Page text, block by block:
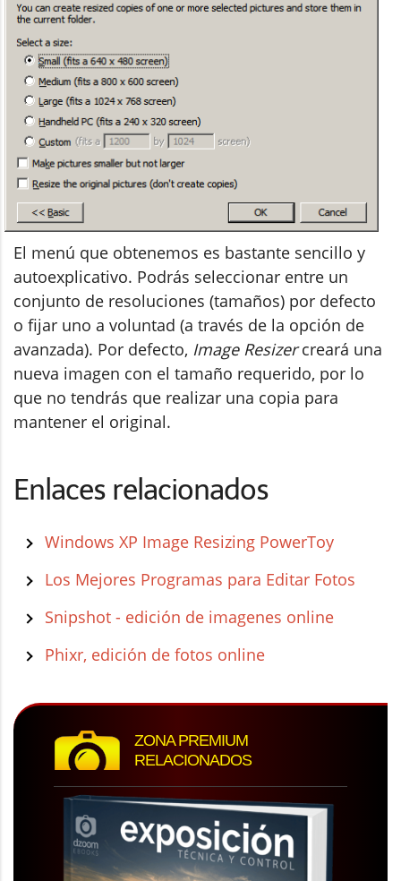
El menú que obtenemos es bastante sencillo y
autoexplicativo. Podrás seleccionar entre un
conjunto de resoluciones (tamaños) por defecto
o fijar uno a voluntad (a través de la opción de
avanzada). Por defecto, Image Resizercreará una
nueva imagen con el tamaño requerido, por lo
que no tendrás que realizar una copia para
mantener el original.
Enlaces relacionados
Windows XP Image Resizing PowerToy
Los Mejores Programas para Editar Fotos
Snipshot - edición de imagenes online
Phixr, edición de fotos online
ZONA PREMIUM
RELACIONADOS